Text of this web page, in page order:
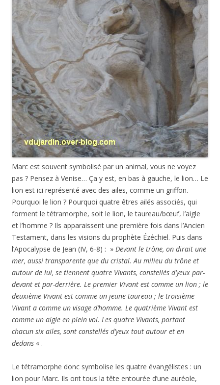
Marc est souvent symbolisé par un animal, vous ne voyez
pas ? Pensez à Venise… Ça y est, en bas à gauche, le lion… Le
lion est ici représenté avec des ailes, comme un griffon.
Pourquoi le lion ? Pourquoi quatre êtres ailés associés, qui
forment le tétramorphe, soit le lion, le taureau/bœuf, l’aigle
et l’homme ? Ils apparaissent une première fois dans l’Ancien
Testament, dans les visions du prophète Ézéchiel. Puis dans
l’Apocalypse de Jean (IV, 6-8) : » Devant le trône, on dirait une
mer, aussi transparente que du cristal. Au milieu du trône et
autour de lui, se tiennent quatre Vivants, constellés d’yeux par-
devant et par-derrière. Le premier Vivant est comme un lion ; le
deuxième Vivant est comme un jeune taureau ; le troisième
Vivant a comme un visage d’homme. Le quatrième Vivant est
comme un aigle en plein vol. Les quatre Vivants, portant
chacun six ailes, sont constellés d’yeux tout autour et en
dedans « .
Le tétramorphe donc symbolise les quatre évangélistes : un
lion pour Marc. Ils ont tous la tête entourée d’une auréole,